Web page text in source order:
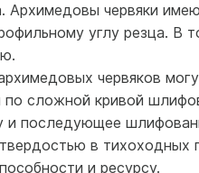
Архимедовы червяки
углу резца. В
червяков
сложной кривой
и последующее
в тихоходных
и ресурсу.